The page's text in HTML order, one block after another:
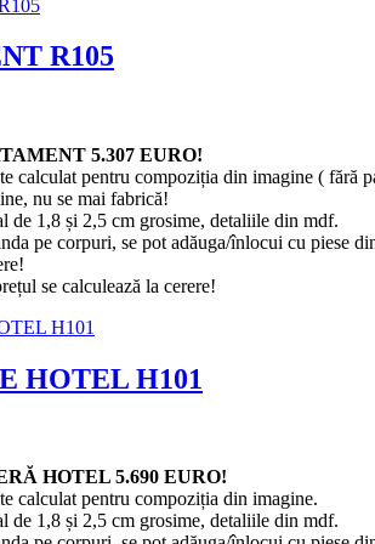
R105
5.307 EURO!
calculat pentru compoziția din imagine ( fără
nu se mai fabrică!
de 1,8 și 2,5 cm grosime, detaliile din mdf.
pe corpuri, se pot adăuga/înlocui cu piese
se calculează la cerere!
HOTEL H101
HOTEL 5.690 EURO!
calculat pentru compoziția din imagine.
de 1,8 și 2,5 cm grosime, detaliile din mdf.